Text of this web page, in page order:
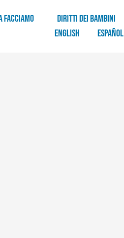
FACCIAMO DIRITTI DEI BAMBINI
English
Español